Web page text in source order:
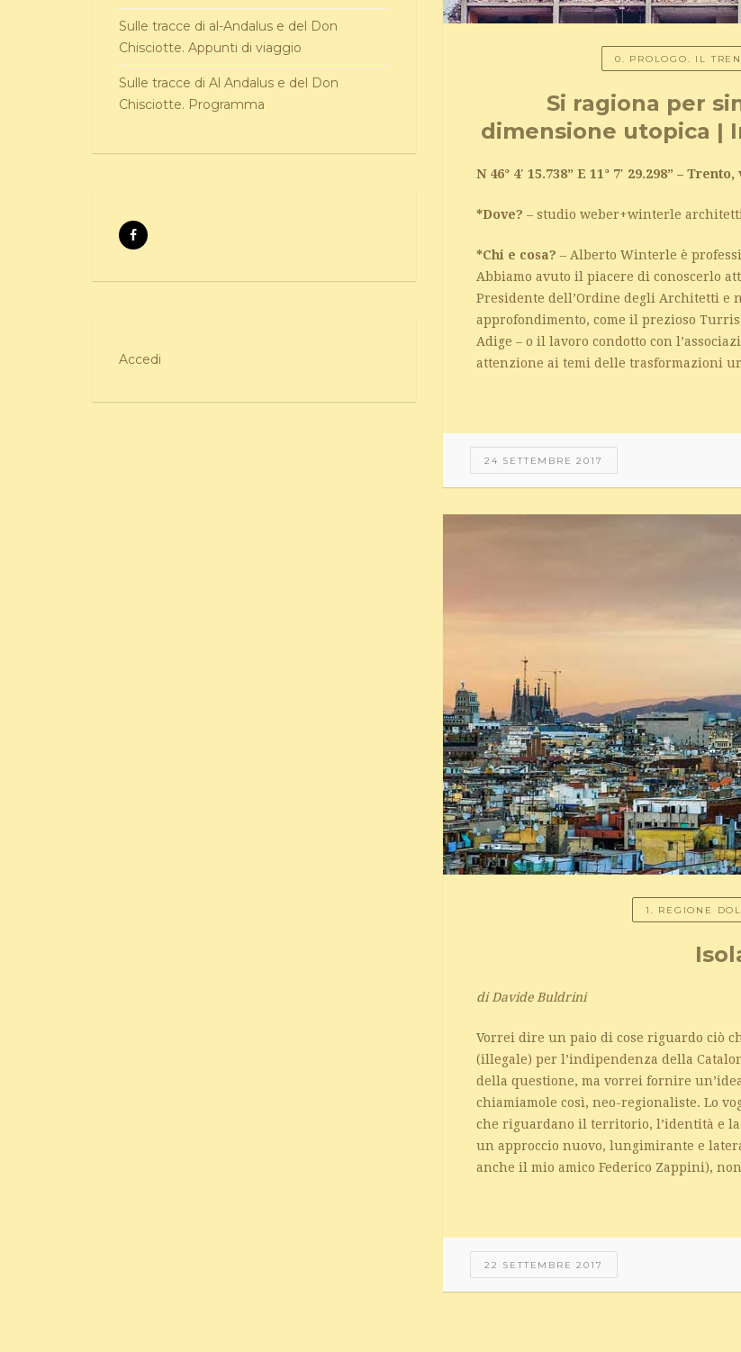
0. PROLOGO. IL
Si ragiona per
dimensione utopica |
N 46° 4′ 15.738” E 11° 7′ 29.298” –
*Dove? – studio weber+winterle
*Chi e cosa? – Alberto Winterle è
Abbiamo avuto il piacere di conoscerlo
Presidente dell’Ordine degli Architetti e
approfondimento, come il prezioso
Adige – o il lavoro condotto con
attenzione ai temi delle trasformazioni
24 SETTEMBRE 2017
1. REGIONE
di Davide Buldrini
Vorrei dire un paio di cose riguardo ciò
(illegale) per l’indipendenza della
della questione, ma vorrei fornire
chiamiamole così, neo-regionaliste. Lo
che riguardano il territorio, l’identità e
un approccio nuovo, lungimirante e
anche il mio amico Federico Zappini),
22 SETTEMBRE 2017
Sulle tracce di al-Andalus e del Don
Chisciotte. Appunti di viaggio
Sulle tracce di Al Andalus e del Don
Chisciotte. Programma
Accedi